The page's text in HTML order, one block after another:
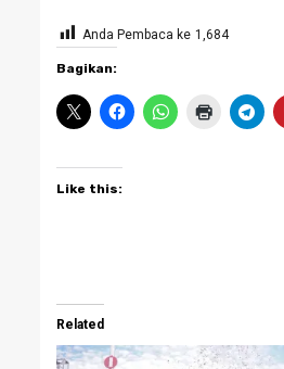
Anda Pembaca ke 1,684
Bagikan:
Like this:
Related